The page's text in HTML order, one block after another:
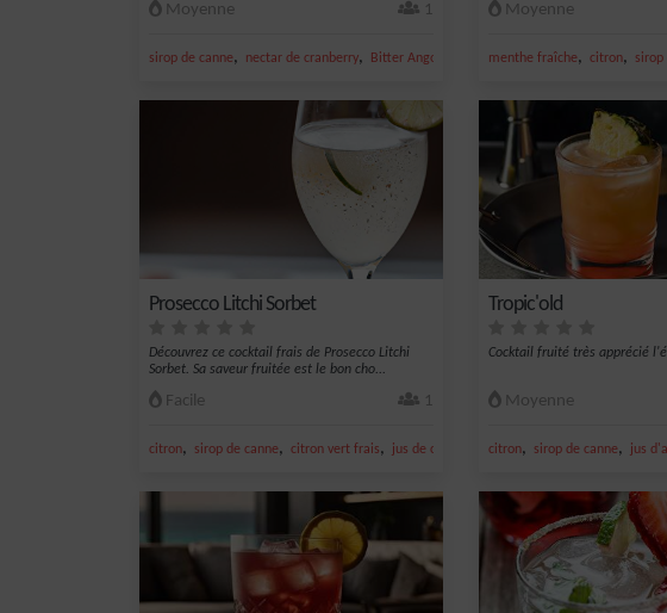
Moyenne 1
sirop de canne, nectar de cranberry, Bitter Angostura nectar de goyave, nectar de
Moyenne
menthe fraîche, citron, sirop
Prosecco Litchi Sorbet
Découvrez ce cocktail frais de Prosecco Litchi
Sorbet. Sa saveur fruitée est le bon cho...
Facile 1
citron, sirop de canne, citron vert frais, jus de citron vert,sucre
Tropic'old
Cocktail fruité très apprécié
Moyenne
citron, sirop de canne, jus